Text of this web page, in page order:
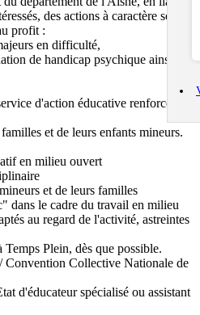
des actions à caractère social,
profit :
en difficulté,
de handicap psychique ainsi que
d'action éducative renforcée de
et de leurs enfants mineurs.
en milieu ouvert
et de leurs familles
dans le cadre du travail en milieu
au regard de l'activité, astreintes
Plein, dès que possible.
Convention Collective Nationale de
d'éducateur spécialisé ou assistant